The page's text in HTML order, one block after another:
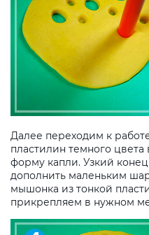
Далее переходим к
пластилин темного
форму капли. Узкий
дополнить маленьким
мышонка из тонкой
прикрепляем в нужном